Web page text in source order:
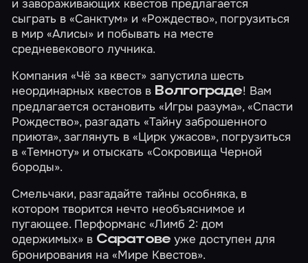
и завораживающих квестов предлагается
сыграть в«Санктум» и«Рождество», погрузиться
в мир«Алисы» и побывать на месте
средневековоголучника.
Компания «Чё за квест» запустила шесть
неординарных квестов в Волгограде! Вам
предлагается остановить«Игры разума»,«Спасти
Рождество», разгадать«Тайну заброшенного
приюта», заглянуть в«Цирк ужасов», погрузиться
в«Темноту» и отыскать«Сокровища Черной
бороды».
Смельчаки, разгадайте тайны особняка, в
котором творится нечто необъяснимое и
пугающее. Перформанс«Лимб 2: дом
одержимых» в Саратове уже доступен для
бронирования на «Мире Квестов».